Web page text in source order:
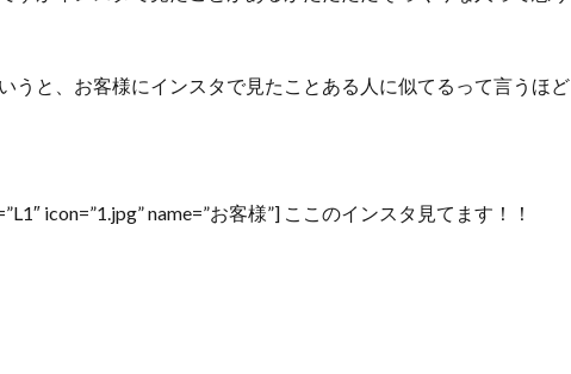
うと、お客様にインスタで見たことある人に似てるって言うほど
icon=”1.jpg” name=”お客様”] ここのインスタ見てます！！